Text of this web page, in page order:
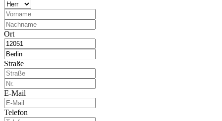
Ort
Straße
E-Mail
Telefon